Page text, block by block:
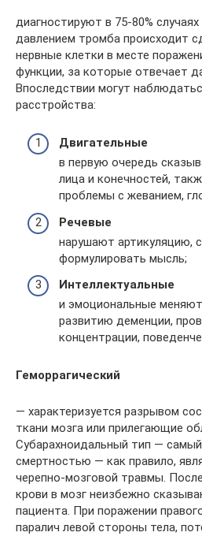
диагностируют в 75-80%
давлением тромба происходит
нервные клетки в месте
функции, за которые отвечает
Впоследствии могут
расстройства:
Двигательные
в первую очередь
лица и конечностей,
проблемы с жеванием,
Речевые
нарушают артикуляцию,
формулировать мысль;
Интеллектуальные
и эмоциональные
развитию деменции,
концентрации,
Геморрагический
— характеризуется разрывом
ткани мозга или прилегающие
Субарахноидальный тип —
смертностью — как правило,
черепно-мозговой травмы.
крови в мозг неизбежно
пациента. При поражении
паралич левой стороны тела,